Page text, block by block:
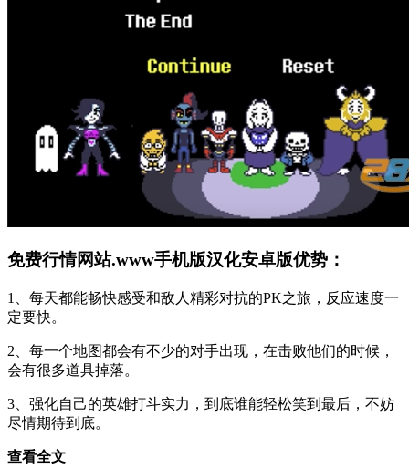
免费行情网站.www手机版汉化安卓版优势：
1、每天都能畅快感受和敌人精彩对抗的PK之旅，反应速度一
定要快。
2、每一个地图都会有不少的对手出现，在击败他们的时候，
会有很多道具掉落。
3、强化自己的英雄打斗实力，到底谁能轻松笑到最后，不妨
尽情期待到底。
查看全文